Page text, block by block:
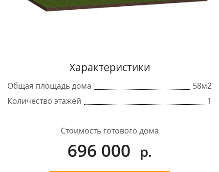
Характеристики
Общая площадь дома 58м2
Количество этажей
1
Стоимость готового дома
696 000 р.